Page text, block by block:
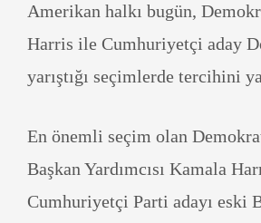
Amerikan halkı bugün,
Harris ile Cumhuriyetçi aday
yarıştığı seçimlerde tercihini
En önemli seçim olan
Başkan Yardımcısı Kamala
Cumhuriyetçi Parti adayı eski